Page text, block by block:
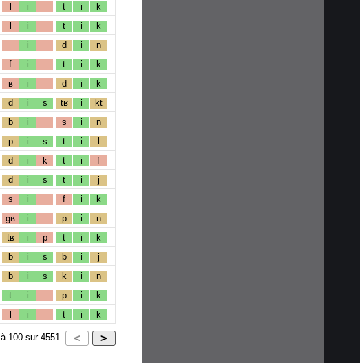
l i t i k
l i t i k
i d i n
f i t i k
ʁ i d i k
d i s tʁ i kt
b i s i n
p i s t i l
d i k t i f
d i s t i j
s i f i k
gʁ i p i n
tʁ i p t i k
b i s b i j
b i s k i n
t i p i k
l i t i k
à 100 sur 4551